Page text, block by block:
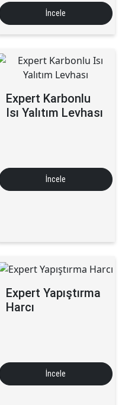
İncele
Expert Karbonlu
Isı Yalıtım Levhası
İncele
Expert Yapıştırma
Harcı
İncele